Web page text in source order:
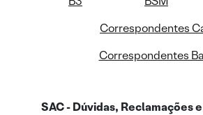
Correspondentes
Correspondentes
SAC - Dúvidas, Reclamações